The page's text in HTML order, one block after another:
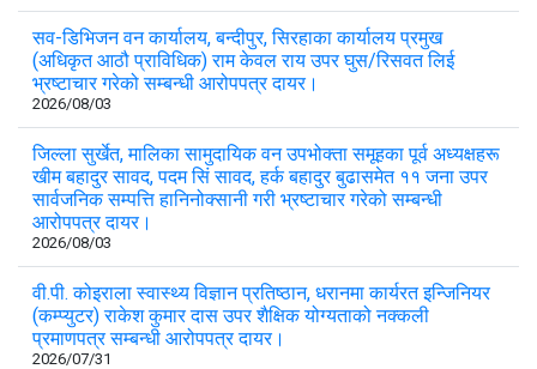
सव-डिभिजन वन कार्यालय, बन्दीपुर, सिरहाका कार्यालय प्रमुख
(अधिकृत आठौ प्राविधिक) राम केवल राय उपर घुस/रिसवत लिई
भ्रष्टाचार गरेको सम्बन्धी आरोपपत्र दायर।
2026/08/03
जिल्ला सुर्खेत, मालिका सामुदायिक वन उपभोक्ता समूहका पूर्व अध्यक्षहरू
खीम बहादुर सावद, पदम सिं सावद, हर्क बहादुर बुढासमेत ११ जना उपर
सार्वजनिक सम्पत्ति हानिनोक्सानी गरी भ्रष्टाचार गरेको सम्बन्धी
आरोपपत्र दायर।
2026/08/03
वी.पी. कोइराला स्वास्थ्य विज्ञान प्रतिष्ठान, धरानमा कार्यरत इन्जिनियर
(कम्प्युटर) राकेश कुमार दास उपर शैक्षिक योग्यताको नक्कली
प्रमाणपत्र सम्बन्धी आरोपपत्र दायर।
2026/07/31